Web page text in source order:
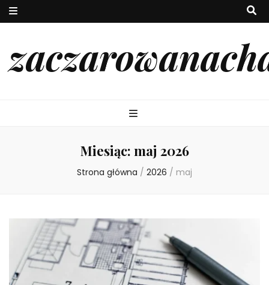
Miesiąc: maj 2026
Strona główna / 2026 / maj